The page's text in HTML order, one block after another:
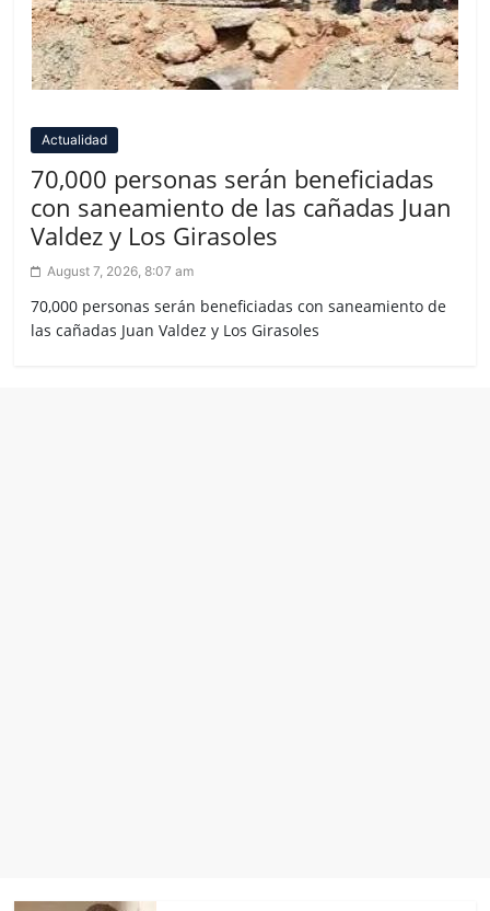
Actualidad
70,000 personas serán beneficiadas
con saneamiento de las cañadas Juan
Valdez y Los Girasoles
August 7, 2026, 8:07 am
70,000 personas serán beneficiadas con saneamiento de
las cañadas Juan Valdez y Los Girasoles